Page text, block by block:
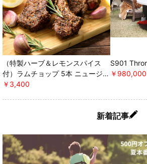
（特製ハーブ＆レモンスパイス
付）ラムチョップ 5本 ニュージー
ランド産 WAKANUIスプリングラ
￥3,400
S901
￥980,000
新着記事